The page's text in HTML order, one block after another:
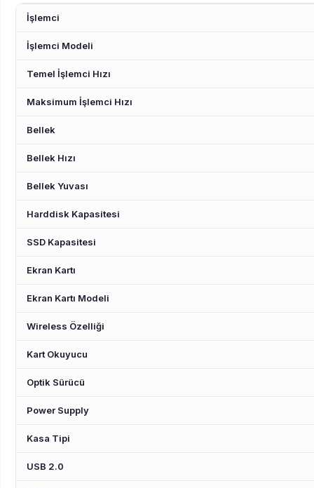
İşlemci
İşlemci Modeli
Temel İşlemci Hızı
Maksimum İşlemci Hızı
Bellek
Bellek Hızı
Bellek Yuvası
Harddisk Kapasitesi
SSD Kapasitesi
Ekran Kartı
Ekran Kartı Modeli
Wireless Özelliği
Kart Okuyucu
Optik Sürücü
Power Supply
Kasa Tipi
USB 2.0